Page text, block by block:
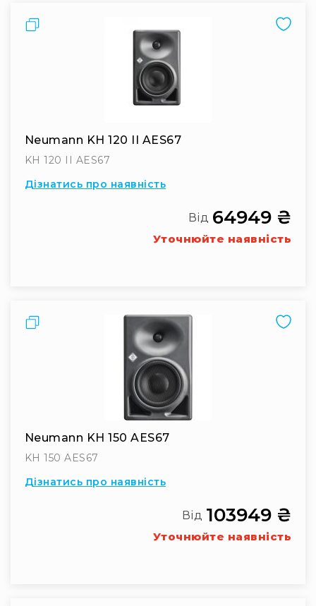
Порівняти
Neumann KH 120 II AES67
KH 120 II AES67
Дізнатись про наявність
Уточнюйте наявність
Від 64949 ₴
Порівняти
Neumann KH 150 AES67
KH 150 AES67
Дізнатись про наявність
Уточнюйте наявність
Від 103949 ₴